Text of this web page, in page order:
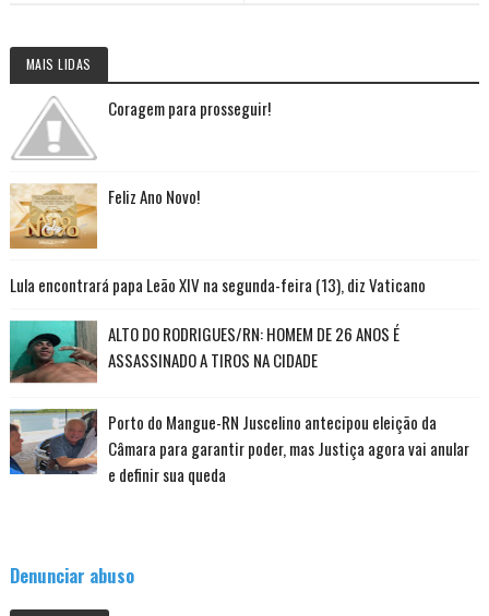
MAIS LIDAS
Coragem para prosseguir!
Feliz Ano Novo!
Lula encontrará papa Leão XIV na segunda-feira (13), diz Vaticano
ALTO DO RODRIGUES/RN: HOMEM DE 26 ANOS É
ASSASSINADO A TIROS NA CIDADE
Porto do Mangue-RN Juscelino antecipou eleição da
Câmara para garantir poder, mas Justiça agora vai anular
e definir sua queda
Denunciar abuso